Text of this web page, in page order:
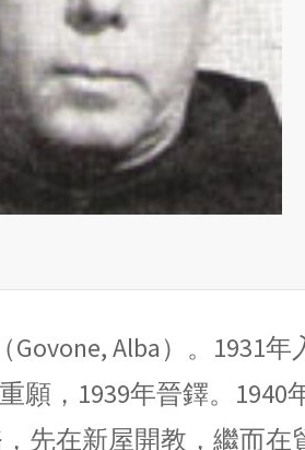
Alba）。1931
願，1939年晉鐸。
先在新屋開教，繼而在